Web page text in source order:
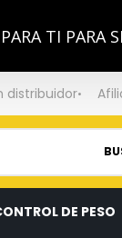
TI PARA
distribuidor
DE PESO